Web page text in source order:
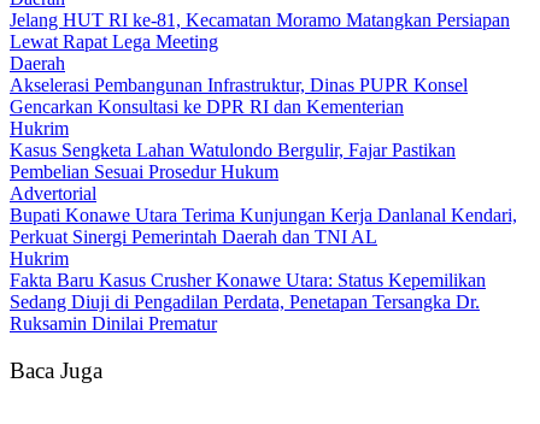
‎Jelang HUT RI ke-81, Kecamatan Moramo Matangkan Persiapan
Lewat Rapat Lega Meeting
Daerah
Akselerasi Pembangunan Infrastruktur, Dinas PUPR Konsel
Gencarkan Konsultasi ke DPR RI dan Kementerian
Hukrim
‎Kasus Sengketa Lahan Watulondo Bergulir, Fajar Pastikan
Pembelian Sesuai Prosedur Hukum
Advertorial
Bupati Konawe Utara Terima Kunjungan Kerja Danlanal Kendari,
Perkuat Sinergi Pemerintah Daerah dan TNI AL
Hukrim
Fakta Baru Kasus Crusher Konawe Utara: Status Kepemilikan
Sedang Diuji di Pengadilan Perdata, Penetapan Tersangka Dr.
Ruksamin Dinilai Prematur
Baca Juga